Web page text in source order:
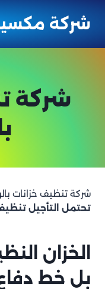
المحتوى
شركة
شركة
شركة تنظيف خزانات
تحتمل التأجيل
الخزان
بل خط